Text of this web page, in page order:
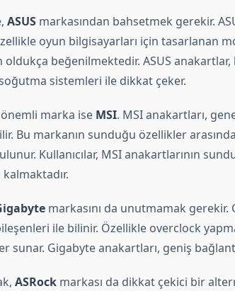
ASUSmarkasından bahsetmek gerekir.
oyun bilgisayarları için tasarlanan
oldukça beğenilmektedir. ASUS
sistemleri ile dikkat çeker.
marka ise MSI. MSI anakartları,
Bu markanın sunduğu özellikler
Kullanıcılar, MSI anakartlarının
markasını da unutmamak gerekir.
ile bilinir. Özellikle overclock
sunar. Gigabyte anakartları, geniş
ASRockmarkası da dikkat çekici bir